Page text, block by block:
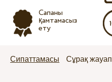
Сапаны
қамтамасыз
ету
Сипаттамасы Сұрақ жауап